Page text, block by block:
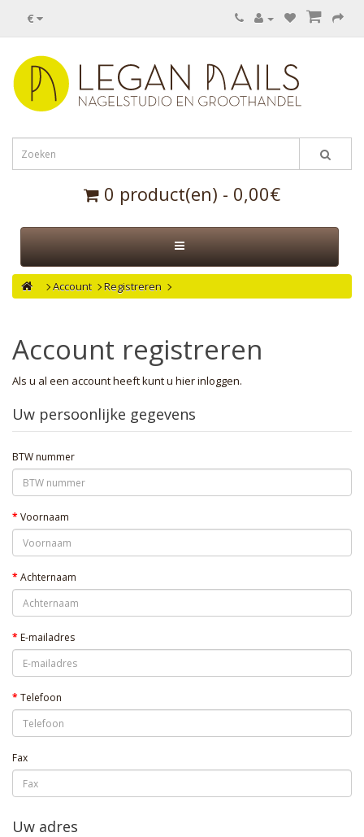
€
0 product(en) - 0,00€
Account Registreren
Account registreren
Als u al een account heeft kunt u hierinloggen.
Uw persoonlijke gegevens
BTW nummer
Voornaam
Achternaam
E-mailadres
Telefoon
Fax
Uw adres